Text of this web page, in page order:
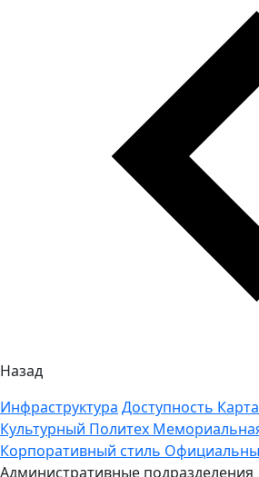
Назад
Инфраструктура Доступность
Культурный Политех
Корпоративный стиль
Административные подразделения